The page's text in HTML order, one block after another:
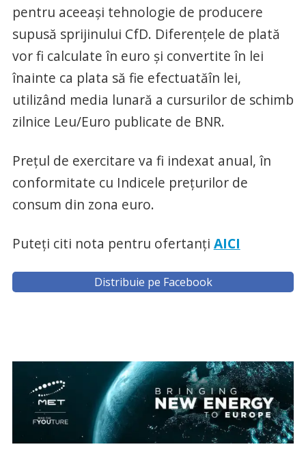
pentru aceeași tehnologie de producere
supusă sprijinului CfD. Diferențele de plată
vor fi calculate în euro și convertite în lei
înainte ca plata să fie efectuatăîn lei,
utilizând media lunară a cursurilor de schimb
zilnice Leu/Euro publicate de BNR.
Prețul de exercitare va fi indexat anual, în
conformitate cu Indicele prețurilor de
consum din zona euro.
Puteți citi nota pentru ofertanți AICI
Distribuie pe Facebook